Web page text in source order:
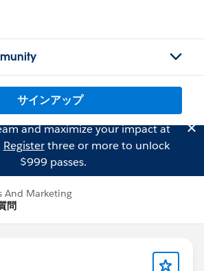
サインアップ
and maximize your impact at
Registerthree or more to unlock
$999 passes.
And Marketing
問